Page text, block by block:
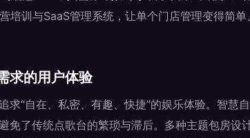
培训与SaaS管理系统，让单个门店管理变得简
求的用户体验
求“自在、私密、有趣、快捷”的娱乐体验。智慧
免了传统点歌台的繁琐与滞后。多种主题包房设